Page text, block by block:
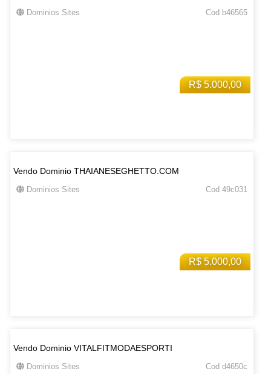
R$ 5.000,00
Dominios Sites Cod b46565
R$ 5.000,00
Vendo Dominio THAIANESEGHETTO.COM
Dominios Sites Cod 49c031
Vendo Dominio VITALFITMODAESPORTI
Dominios Sites Cod d4650c